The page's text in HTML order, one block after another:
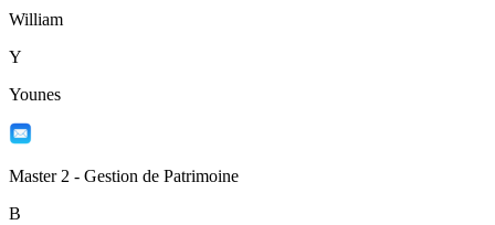
William
Y
Younes
Master 2 - Gestion de Patrimoine
B